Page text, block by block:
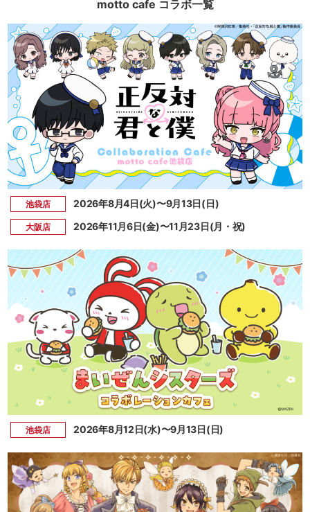
motto cafe コラボ一覧
池袋店 2026年8月4日(火)〜9月13日(日)
大阪店 2026年11月6日(金)〜11月23日(月・祝)
池袋店 2026年8月12日(水)〜9月13日(日)